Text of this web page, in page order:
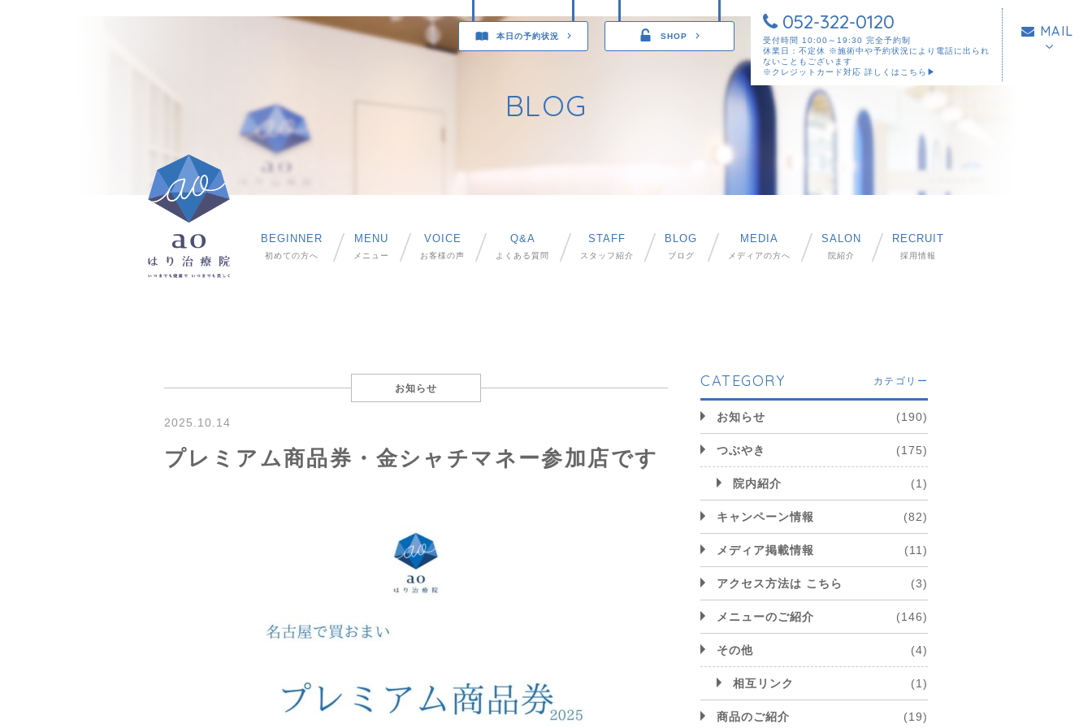
本日の予約状況 SHOP
052-322-0120
受付時間 10:00～19:30 完全予約制
休業日：不定休 ※施術中や予約状況により電話に出られ
ないこともございます
※クレジットカード対応 詳しくはこちら▶︎
MAIL
BLOG
BEGINNER
初めての方へ
MENU
メニュー
VOICE
お客様の声
Q&A
よくある質問
STAFF
スタッフ紹介
BLOG
ブログ
MEDIA
メディアの方へ
SALON
院紹介
RECRUIT
採用情報
お知らせ
2025.10.14
プレミアム商品券・金シャチマネー参加店です
CATEGORY カテゴリー
お知らせ (190)
つぶやき (175)
院内紹介 (1)
キャンペーン情報 (82)
メディア掲載情報 (11)
アクセス方法は こちら (3)
メニューのご紹介 (146)
その他 (4)
相互リンク (1)
商品のご紹介 (19)